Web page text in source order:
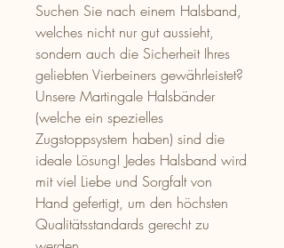
Suchen Sie nach einem Halsband,
welches nicht nur gut aussieht,
sondern auch die Sicherheit Ihres
geliebten Vierbeiners gewährleistet?
Unsere Martingale Halsbänder
(welche ein spezielles
Zugstoppsystem haben) sind die
ideale Lösung! Jedes Halsband wird
mit viel Liebe und Sorgfalt von
Hand gefertigt, um den höchsten
Qualitätsstandards gerecht zu